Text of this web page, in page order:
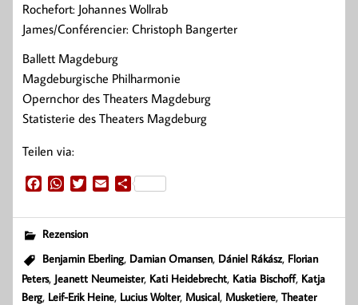
Rochefort: Johannes Wollrab
James/Conférencier: Christoph Bangerter
Ballett Magdeburg
Magdeburgische Philharmonie
Opernchor des Theaters Magdeburg
Statisterie des Theaters Magdeburg
Teilen via:
c
e
o
o
k
W
a
t
A
p
p
i
t
e
r
a
T
i
n
Rezension
Benjamin Eberling, Damian Omansen, Dániel Rákász, Florian
Peters, Jeanett Neumeister, Kati Heidebrecht, Katia Bischoff, Katja
Berg, Leif-Erik Heine, Lucius Wolter, Musical, Musketiere,Theater